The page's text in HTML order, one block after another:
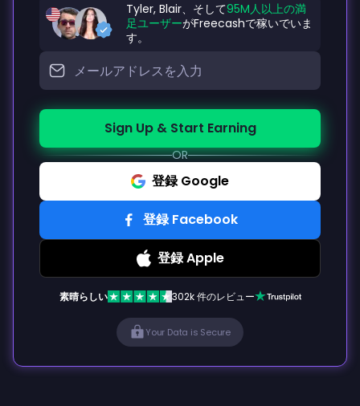
Tyler, Blair、そして95M人以上の満
足ユーザーがFreecashで稼いでいま
す。
Sign Up & Start Earning
OR
登録 Google
登録 Facebook
登録 Apple
素晴らしい 302k 件のレビュー
Your Data is Secure